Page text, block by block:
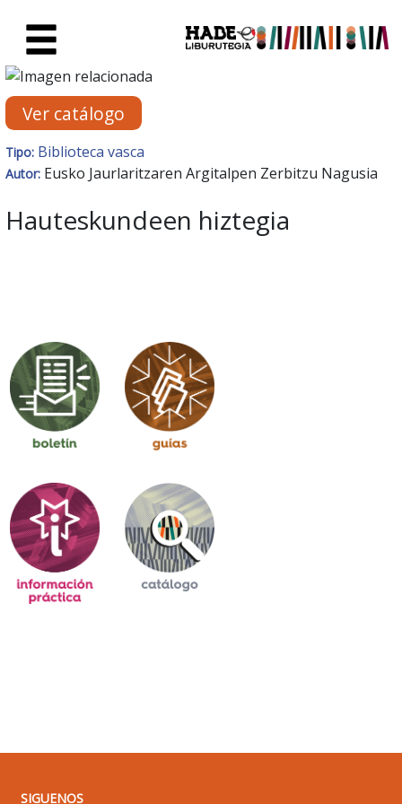
Ficha de Novedades -
Ver catálogo
Tipo: Biblioteca vasca
Autor: Eusko Jaurlaritzaren Argitalpen Zerbitzu Nagusia
Hauteskundeen hiztegia
SIGUENOS